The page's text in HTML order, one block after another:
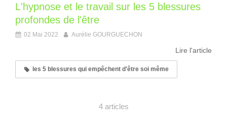
L'hypnose et le travail sur les 5 blessures
profondes de l'être
02 Mai 2022 Aurélie GOURGUECHON
Lire l'article
les 5 blessures qui empêchent d'être soi même
4 articles